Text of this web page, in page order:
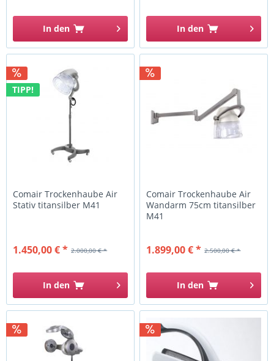
In den In den
TIPP!
Comair Trockenhaube Air
Stativ titansilber M41
2.000,00 € *
1.450,00 € *
In den
Comair Trockenhaube Air
Wandarm 75cm titansilber
M41
2.500,00 € *
1.899,00 € *
In den